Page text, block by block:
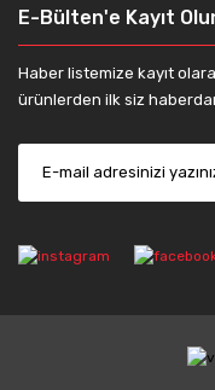
E-Bülten'e Kayıt
Haber listemize kayıt
ürünlerden ilk siz